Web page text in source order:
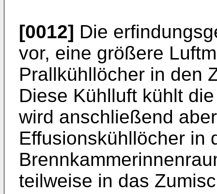
[0012] Die
vor, eine größere
Prallkühllöcher in den
Diese Kühlluft kühlt
wird anschließend
Effusionskühllöcher in
teilweise in das